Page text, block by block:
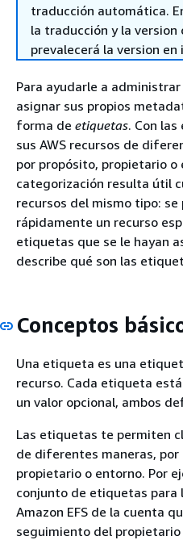
traducción automática.
la traducción y la version
prevalecerá la version en
Para ayudarle a administrar
asignar sus propios
forma de etiquetas. Con
sus AWS recursos de
por propósito, propietario o
categorización resulta útil
recursos del mismo tipo:
rápidamente un recurso
etiquetas que se le hayan
describe qué son las
Conceptos
Una etiqueta es una
recurso. Cada etiqueta
un valor opcional, ambos
Las etiquetas te permiten
de diferentes maneras, por
propietario o entorno. Por
conjunto de etiquetas para
Amazon EFS de la cuenta
seguimiento del